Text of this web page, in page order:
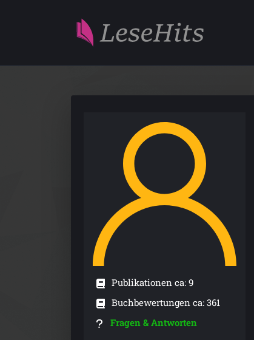
Publikationen ca: 9
Buchbewertungen ca: 361
Fragen & Antworten